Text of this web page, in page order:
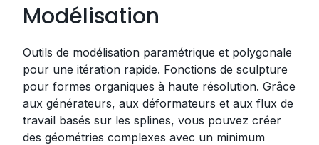
Modélisation
Outils de modélisation paramétrique et polygonale
pour une itération rapide. Fonctions de sculpture
pour formes organiques à haute résolution. Grâce
aux générateurs, aux déformateurs et aux flux de
travail basés sur les splines, vous pouvez créer
des géométries complexes avec un minimum